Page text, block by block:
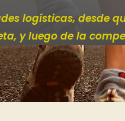
logísticas, desde
y luego de la